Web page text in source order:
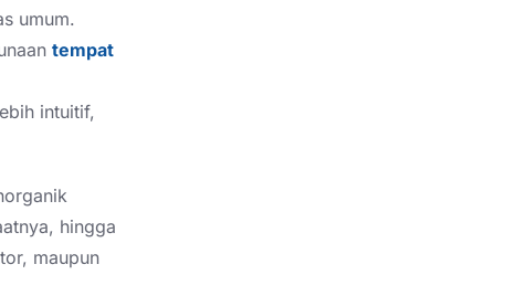
umum.
tempat
intuitif,
hingga
maupun